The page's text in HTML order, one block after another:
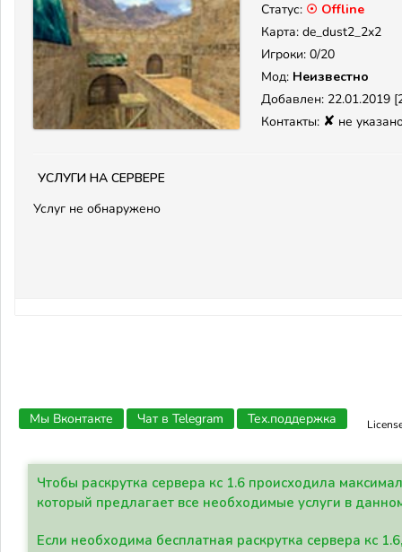
Статус: ☉ Offline
Карта: de_dust2_2x2
Игроки: 0/20
Мод: Неизвестно
Добавлен: 22.01.2019
Контакты: ✘ не
Услуги на сервере
Услуг не обнаружено
Мы Вконтакте Чат в Telegram Тех.поддержка
Чтобы раскрутка сервера кс 1.6 происходила
который предлагает все необходимые услуги в
Если необходима бесплатная раскрутка сервера кс